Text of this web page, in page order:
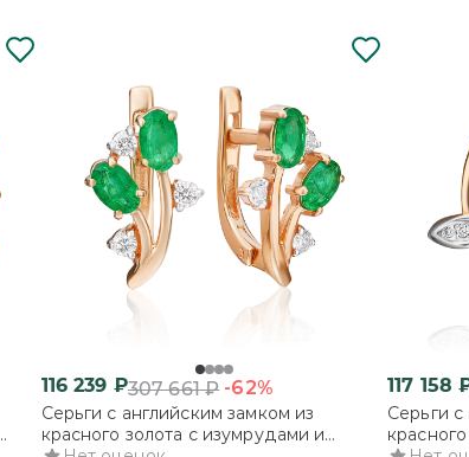
116 239 ₽307 661₽ -62%
Серьги с английским замком из
красного золота с изумрудами и
117 158
Серьги с